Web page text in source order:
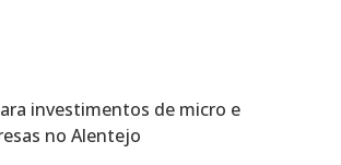
investimentos de micro e
no Alentejo